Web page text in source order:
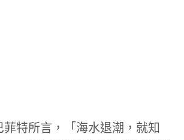
特所言，「海水退潮，就知